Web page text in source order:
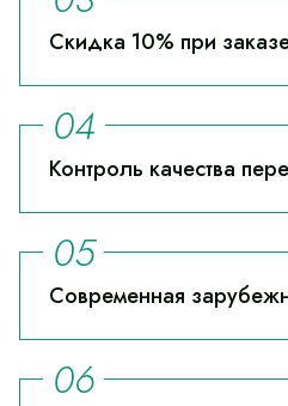
Скидка 10% при
Контроль качества
Современная